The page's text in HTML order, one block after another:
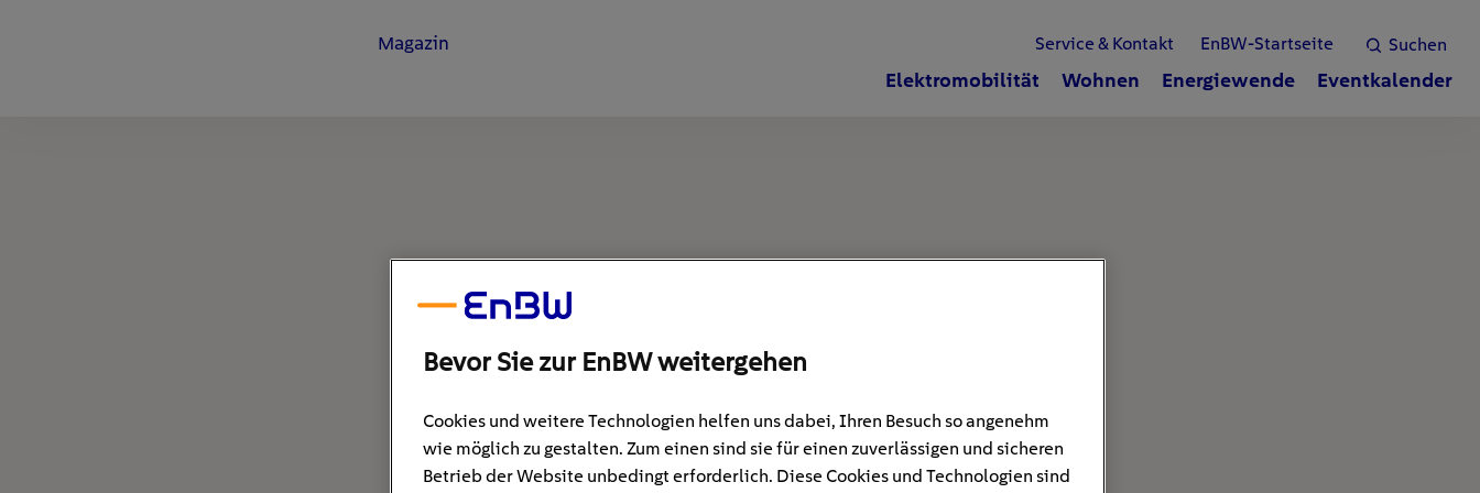
Magazin Suchen
Service & Kontakt EnBW-Startseite
Elektromobilität Wohnen Energiewende Eventkalender
Bevor Sie zur EnBW weitergehen
Cookies und weitere Technologien helfen uns dabei, Ihren Besuch so angenehm
wie möglich zu gestalten. Zum einen sind sie für einen zuverlässigen und sicheren
Betrieb der Website unbedingt erforderlich. Diese Cookies und Technologien sind